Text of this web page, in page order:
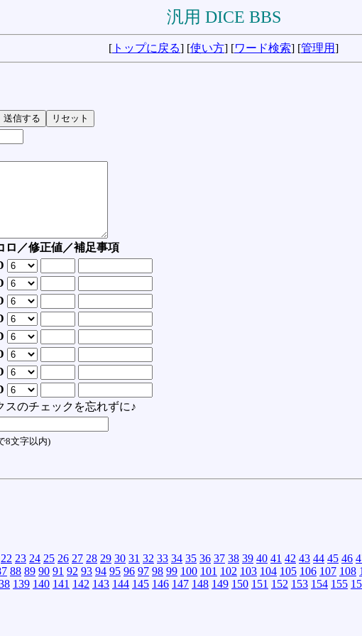
汎用 DICE BBS
[ トップに戻る] [使い方] [ワード検索] [管理用]
ロ／修正値／補足事項
のチェックを忘れずに♪
8文字以内)
22 23 24 25 26 27 28 29 30 31 32 33 34 35 36 37 38 39 40 41 42 43 44 45 46
88 89 90 91 92 93 94 95 96 97 98 99 100 101 102 103 104 105 106 107 108
139 140 141 142 143 144 145 146 147 148 149 150 151 152 153 154 155